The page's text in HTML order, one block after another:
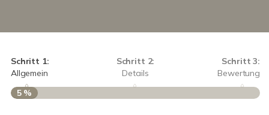
Schritt 1:
Allgemein
Schritt 2:
Details
Schritt 3:
Bewertung
5 %